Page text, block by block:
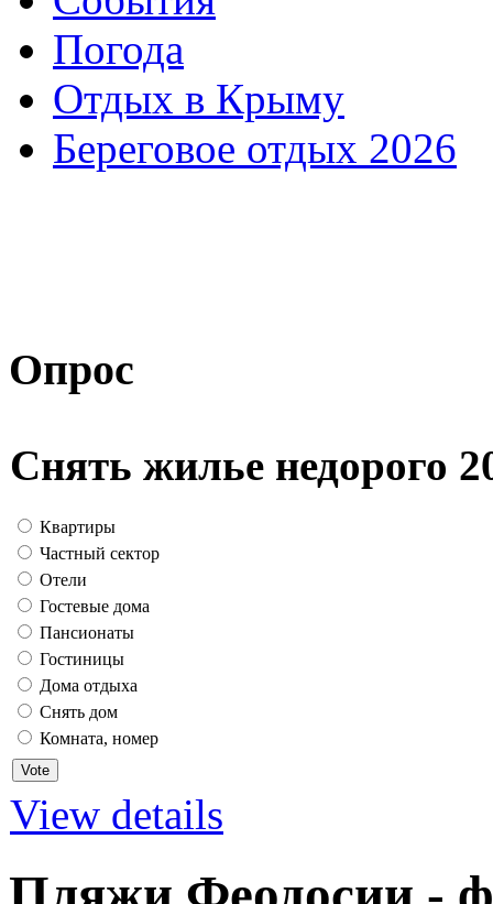
Погода
Отдых в Крыму
Береговое отдых 2026
Опрос
Снять жилье недорого
Квартиры
Частный сектор
Отели
Гостевые дома
Пансионаты
Гостиницы
Дома отдыха
Снять дом
Комната, номер
View details